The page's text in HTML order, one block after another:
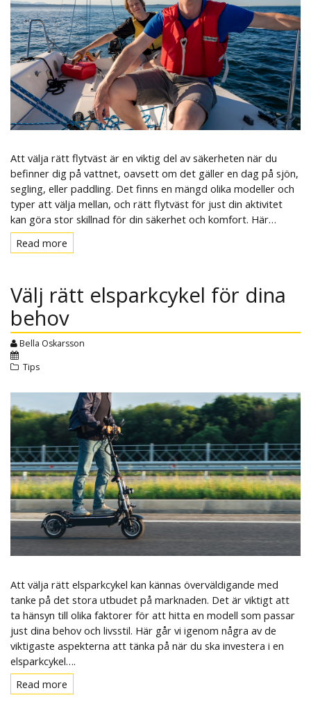
Att välja rätt flytväst är en viktig del av säkerheten när du
befinner dig på vattnet, oavsett om det gäller en dag på sjön,
segling, eller paddling. Det finns en mängd olika modeller och
typer att välja mellan, och rätt flytväst för just din aktivitet
kan göra stor skillnad för din säkerhet och komfort. Här…
Read more
more
Välj rätt elsparkcykel för dina
behov
Bella Oskarsson
Tips
Att välja rätt elsparkcykel kan kännas överväldigande med
tanke på det stora utbudet på marknaden. Det är viktigt att
ta hänsyn till olika faktorer för att hitta en modell som passar
just dina behov och livsstil. Här går vi igenom några av de
viktigaste aspekterna att tänka på när du ska investera i en
elsparkcykel….
Read more